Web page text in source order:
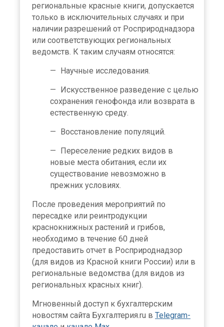
региональные красные книги, допускается
только в исключительных случаях и при
наличии разрешений от Росприроднадзора
или соответствующих региональных
ведомств. К таким случаям относятся:
Научные исследования.
Искусственное разведение с целью
сохранения генофонда или возврата в
естественную среду.
Восстановление популяций.
Переселение редких видов в
новые места обитания, если их
существование невозможно в
прежних условиях.
После проведения мероприятий по
пересадке или реинтродукции
краснокнижных растений и грибов,
необходимо в течение 60 дней
предоставить отчет в Росприроднадзор
(для видов из Красной книги России) или в
региональные ведомства (для видов из
региональных красных книг).
Мгновенный доступ к бухгалтерским
новостям сайта Бухгалтерия.ru в Telegram-